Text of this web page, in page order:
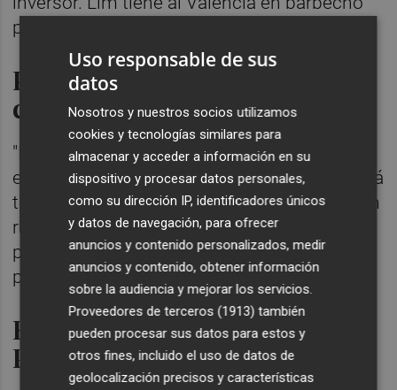
para no poner más dinero de su patrimonio".
Posibles cambios en el
convenio
"Nosotros hemos defendido lo correcto y
esperamos que no lo cambie. Este tema está
trabajado. No sabemos las veces que se han
reunido, pero sí lo va a cambiar... nosotros
pedíamos el 100% y si algo cambia será
porque se rebaja alguna exigencia".
El convenio que plasmaba el
PSPV
Uso responsable de sus
datos
Nosotros y nuestros socios utilizamos
cookies y tecnologías similares para
almacenar y acceder a información en su
dispositivo y procesar datos personales,
como su dirección IP, identificadores únicos
y datos de navegación, para ofrecer
anuncios y contenido personalizados, medir
anuncios y contenido, obtener información
sobre la audiencia y mejorar los servicios.
Proveedores de terceros (1913) también
pueden procesar sus datos para estos y
otros fines, incluido el uso de datos de
geolocalización precisos y características